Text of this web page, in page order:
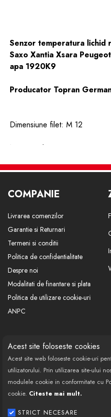
Acest site foloseste cookies
Acest site web foloseste cookie-uri
utilizatorului. Prin utilizarea site-ului
modulele cookie in conformitate cu
cookie. Citeste mai mult.
STRICT NECESARE
Senzor temperatura lichid
Saxo Xantia Xsara
apa 1920K9
Producator Topran
Dimensiune filet: M 12
Numar poli: 2
Forma carcasa stecher:
Marcaj culoare: galben
Marcaj culoare: verde
COMPANIE
Livrarea comenzilor
Garantie si Returnari
Termeni si conditii
Politica de confidentialitate
Despre noi
Modalitati de finantare si plata
Politica de utilizare cookie-uri
ANPC
CONTACT
Call Center: 0377 100 941
Program de lucru: Luni-Vineri
08:00 - 18:00
Email: contact@bestautovest.ro